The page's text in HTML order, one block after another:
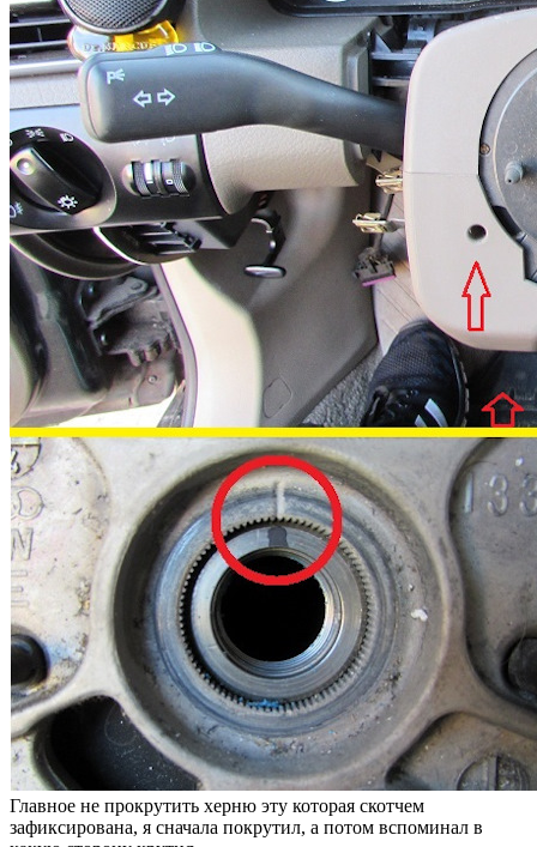
Главное не прокрутить херню эту которая скотчем
зафиксирована, я сначала покрутил, а потом вспоминал в